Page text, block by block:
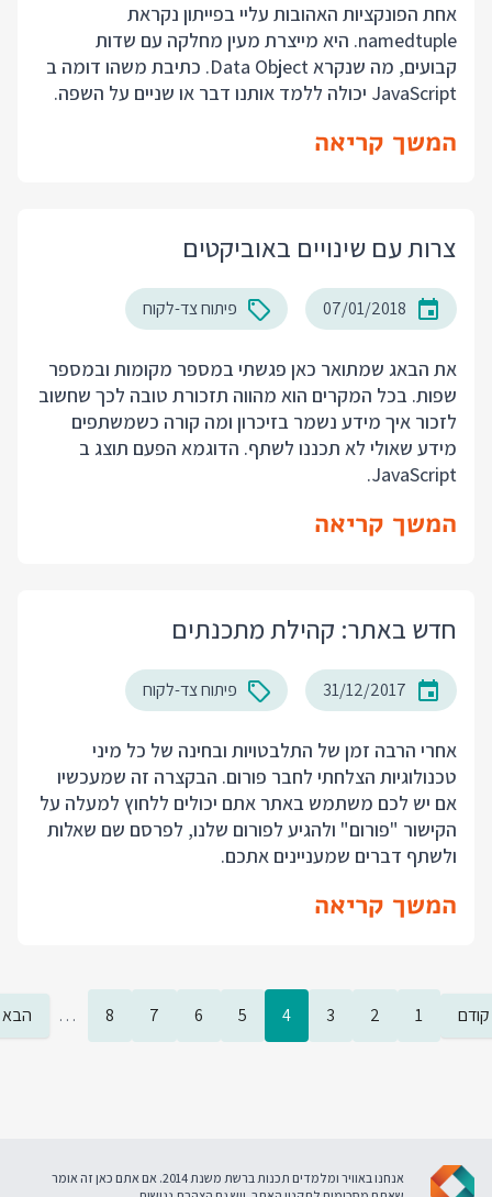
אחת הפונקציות האהובות עליי בפייתון נקראת
namedtuple. היא מייצרת מעין מחלקה עם שדות
קבועים, מה שנקרא Data Object. כתיבת משהו דומה ב
JavaScript יכולה ללמד אותנו דבר או שניים על השפה.
המשך קריאה
צרות עם שינויים באוביקטים
07/01/2018 פיתוח צד-לקוח
את הבאג שמתואר כאן פגשתי במספר מקומות ובמספר
שפות. בכל המקרים הוא מהווה תזכורת טובה לכך שחשוב
לזכור איך מידע נשמר בזיכרון ומה קורה כשמשתפים
מידע שאולי לא תכננו לשתף. הדוגמא הפעם תוצג ב
JavaScript.
המשך קריאה
חדש באתר: קהילת מתכנתים
31/12/2017 פיתוח צד-לקוח
אחרי הרבה זמן של התלבטויות ובחינה של כל מיני
טכנולוגיות הצלחתי לחבר פורום. הבקצרה זה שמעכשיו
אם יש לכם משתמש באתר אתם יכולים ללחוץ למעלה על
הקישור "פורום" ולהגיע לפורום שלנו, לפרסם שם שאלות
ולשתף דברים שמעניינים אתכם.
המשך קריאה
קודם 1
2
3
4
5
6
7
8
… הבא
אנחנו באוויר ומלמדים תכנות ברשת משנת 2014. אם אתם כאן זה אומר